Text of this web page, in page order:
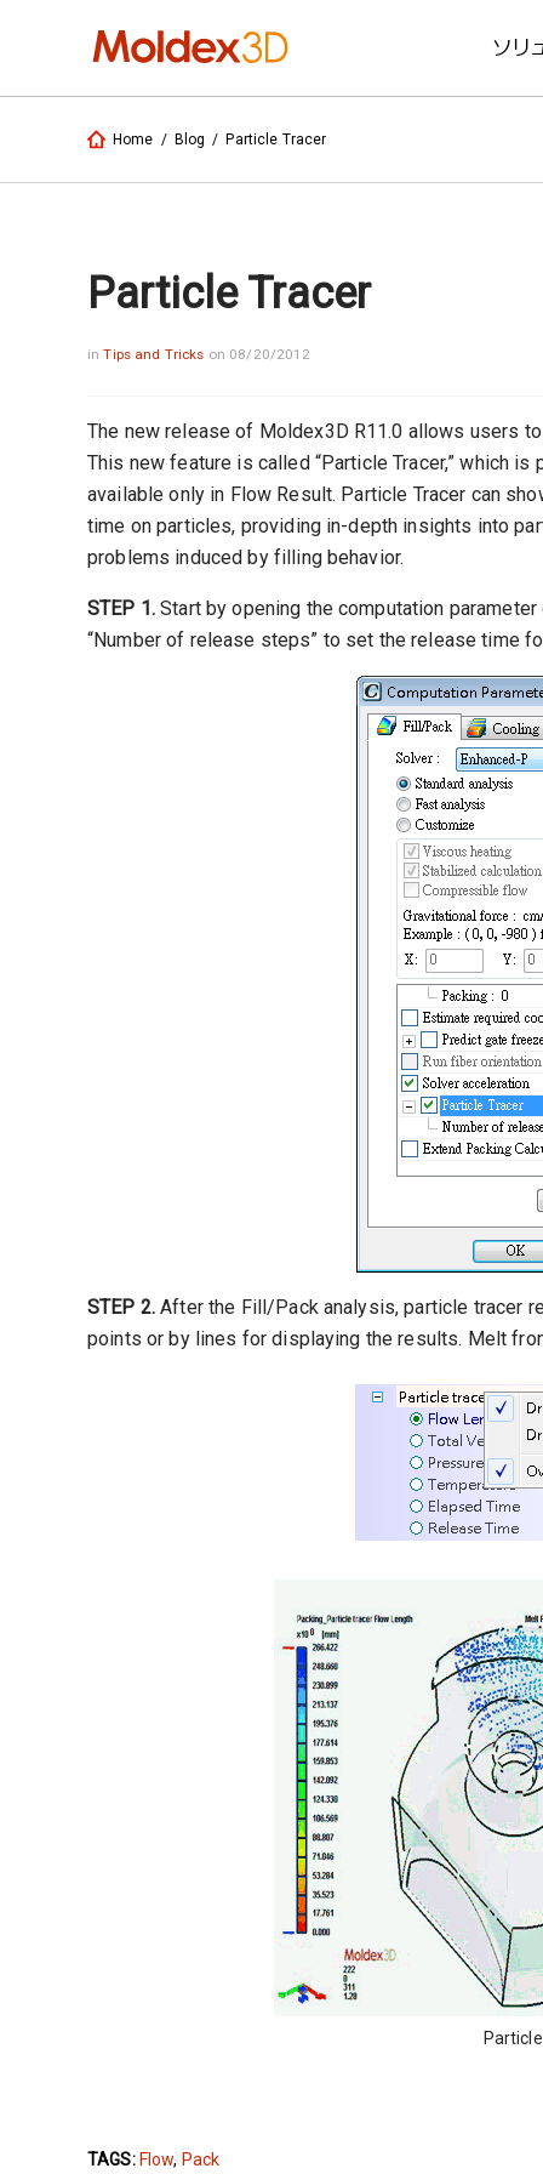
ソリ
Home / Blog / Particle Tracer
Particle Tracer
inTips and Tricks on 08/20/2012
The new release of Moldex3D R11.0 allows users
This new feature is called “Particle Tracer,” which
available only in Flow Result. Particle Tracer can
time on particles, providing in-depth insights into
problems induced by filling behavior.
STEP 1.Start by opening the computation parameter
“Number of release steps” to set the release time
STEP 2.After the Fill/Pack analysis, particle tracer
points or by lines for displaying the results. Melt
TAGS: Flow, Pack